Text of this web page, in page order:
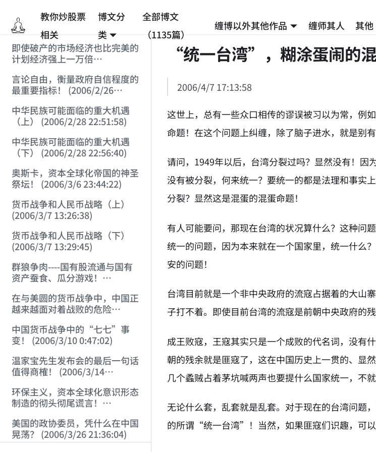
教你炒股票
相关
博文分
类
全部博文
（1135篇）
缠博以外其他作品 缠师其人 其他
即使破产的市场经济也比完美的
计划经济强上一万倍
言论自由，衡量政府自信程度的
最重要指标！ (2006/2/26
中华民族可能面临的重大机遇
（上） (2006/2/28 22:51:58)
中华民族可能面临的重大机遇
（下） (2006/2/28 22:56:40)
奥斯卡，资本全球化帝国的神圣
祭坛！ (2006/3/6 23:44:22)
货币战争和人民币战略（上）
(2006/3/7 13:26:38)
货币战争和人民币战略（下）
(2006/3/7 13:29:45)
群狼争肉----国有股流通与国有
资产蚕食、瓜分游戏！
在与美圆的货币战争中，中国正
越来越面对着战败的危险
中国货币战争中的“七七”事
变！ (2006/3/10 0:47:02)
温家宝先生发布会的最后一句话
值得商榷！ (2006/3/14
环保主义，资本全球化意识形态
制造的彻头彻尾谎言！
美国的政协委员，凭什么在中国
晃荡？ (2006/3/26 21:36:04)
“统一台湾”，糊涂蛋闹的混
2006/4/7 17:13:58
这世上，总有一些众口相传的谬误被习以为常，
命题！在这个问题上纠缠，除了脑子进水，就是别有
请问，1949年以后，台湾分裂过吗？显然没有！
没有被分裂，何来统一？要统一的都是法理和事
分裂？显然这是混蛋的混蛋命题！
有人可能要问，那现在台湾的状况算什么？这种问
统一的问题，因为本来就在一个国家里，统一什么
安的问题！
台湾目前就是一个非中央政府的流寇占据着的大山
子打不着。即使目前台湾的流寇是前朝中央政府的
成王败寇，王寇其实只是一个成败的代名词，没有
朝的残余就是匪寇了，这在中国历史上一贯的、显
几个蟊贼占着茅坑喊两声也要提什么国家统一，不就
无论什么套，乱套就是乱套。对于现在的台湾问
的所谓“统一台湾”！当然，如果匪寇们识趣，可